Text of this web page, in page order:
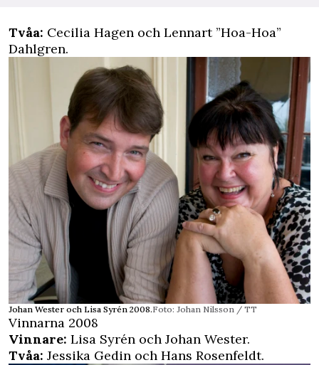
Tvåa: Cecilia Hagen och Lennart ”Hoa-Hoa”
Dahlgren.
Johan Wester och Lisa Syrén 2008.Foto: Johan Nilsson / TT
Vinnarna 2008
Vinnare: Lisa Syrén och Johan Wester.
Tvåa: Jessika Gedin och Hans Rosenfeldt.